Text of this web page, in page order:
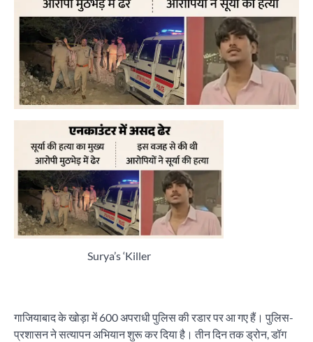
Surya’s ‘Killer
गाजियाबाद के खोड़ा में 600 अपराधी पुलिस की रडार पर आ गए हैं। पुलिस-
प्रशासन ने सत्यापन अभियान शुरू कर दिया है। तीन दिन तक ड्रोन, डॉग